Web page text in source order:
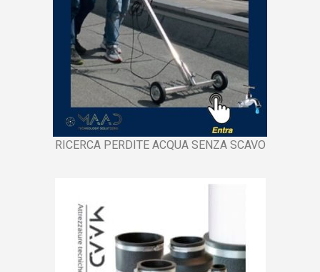
RICERCA PERDITE ACQUA SENZA SCAVO